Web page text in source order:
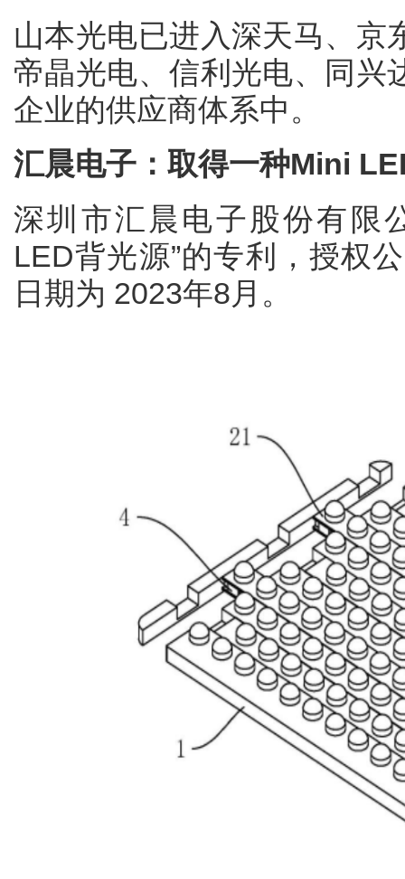
山本光电已进入深天马、京
帝晶光电、信利光电、同兴
企业的供应商体系中。
汇晨电子：取得一种Mini
深圳市汇晨电子股份有限
LED背光源”的专利，授权
日期为 2023年8月。